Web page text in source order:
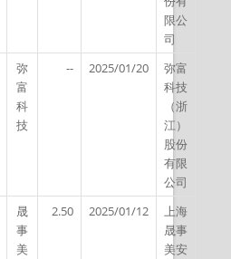
限公
司
弥
富
科
技
-- 2025/01/20
弥富
科技
（浙
江）
股份
有限
公司
晟
事
美
2.50 2025/01/12
上海
晟事
美安